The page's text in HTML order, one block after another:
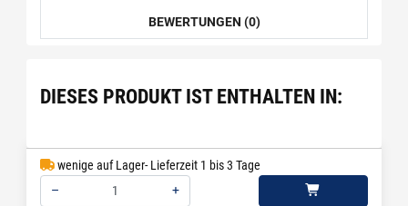
BEWERTUNGEN (0)
DIESES PRODUKT IST ENTHALTEN IN:
wenige auf Lager- Lieferzeit 1 bis 3 Tage
–
+